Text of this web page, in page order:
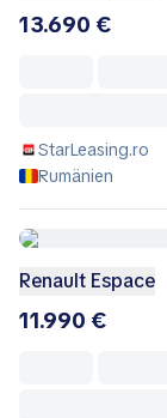
13.690 €
StarLeasing.ro
Rumänien
Renault Espace
11.990 €